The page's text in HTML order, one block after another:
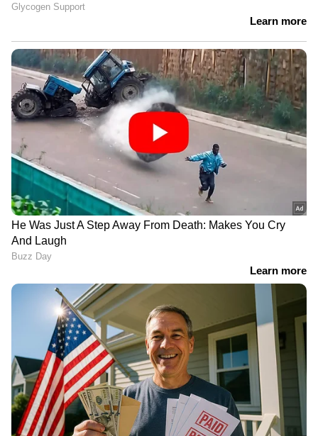
സ്ഥാനാർത്ഥി നിർണ്ണയത്തിന് പിന്നാലെ തന്നെ
മേയ‍ർ ശ്രീലേഖയാകുമെന്ന് പ്രചാരണം
ഉണ്ടായിരുന്നു. തെരഞ്ഞെടുപ്പിന്‍റെ എല്ലാ
ഘട്ടത്തിലും മേയർ സ്ഥാനത്തേക്ക്
ശ്രീലേഖയുടെ പേര് തന്നെയാണ് ഉയർന്ന്
കേട്ടത്. എന്നാൽ അവസാന നിമിഷം മേയറായി
വിവി രാജേഷിനേയും ഡെപ്യൂട്ടി മേയറായി
ആശാ നാഥിനെയും നേതൃത്വം പ്രഖ്യാപിച്ചു.
മേയർ സ്ഥാനത്തുനിന്ന് ഒഴിവാക്കിയതിലെ
അതൃപ്തി ശ്രീലേഖ നേരത്തെയും പരസ്യമായി
പ്രകടിപ്പിച്ചിരുന്നു. വി വി രാജേഷിന്റെയും
ഡെപ്യൂട്ടി മേയർ ആശാനാഥിന്റെയും
സത്യപ്രതിജ്ഞ ചടങ്ങ് അവസാനിക്കും മുൻപ്
ശ്രീലേഖ വേദി വിട്ട് പോയത്
വാർത്തയായിരുന്നു, എന്നാൽ അന്ന് വേദി വിട്ടത്
അതൃപ്തിയുടെ ഭാഗമല്ലെന്നായിരുന്നു ശ്രീലേഖ
പിന്നീട് പ്രതികരിച്ചത്.